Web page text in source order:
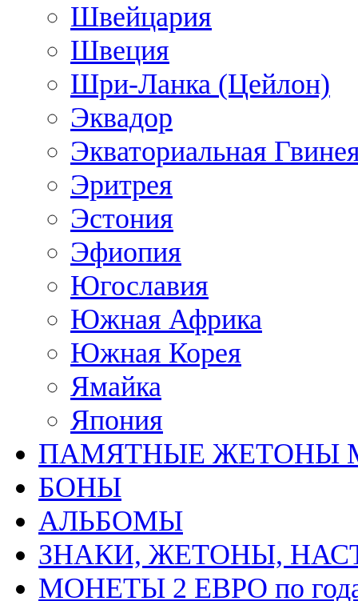
Швейцария
Швеция
Шри-Ланка (Цейлон)
Эквадор
Экваториальная
Эритрея
Эстония
Эфиопия
Югославия
Южная Африка
Южная Корея
Ямайка
Япония
ПАМЯТНЫЕ ЖЕТОНЫ
БОНЫ
АЛЬБОМЫ
ЗНАКИ, ЖЕТОНЫ,
МОНЕТЫ 2 ЕВРО по